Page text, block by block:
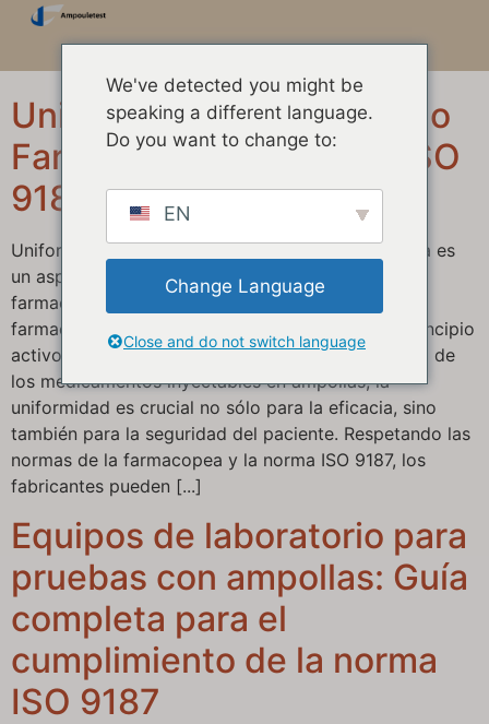
Uniformidad del contenido
Farmacopea Europea e ISO
9187
Uniformidad de contenido La farmacopea europea es
un aspecto fundamental del control de calidad
farmacéutica, ya que garantiza que cada forma
farmacéutica contenga la cantidad prevista de principio
activo dentro de unos límites definidos. En el caso de
los medicamentos inyectables en ampollas, la
uniformidad es crucial no sólo para la eficacia, sino
también para la seguridad del paciente. Respetando las
normas de la farmacopea y la norma ISO 9187, los
fabricantes pueden [...]
Equipos de laboratorio para
pruebas con ampollas: Guía
completa para el
cumplimiento de la norma
ISO 9187
We've detected you might be
speaking a different language.
Do you want to change to:
EN
Change Language
Close and do not switch language